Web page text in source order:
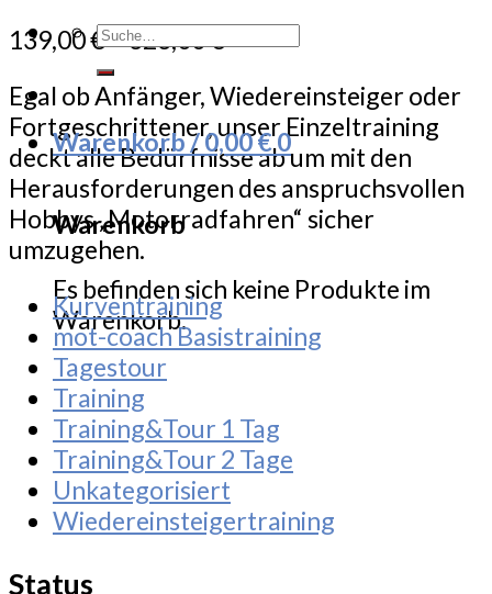
Suche
Warenkorb /0,00€0
Warenkorb
Es befinden sich keine Produkte im
Warenkorb.
139,00€–323,00€
Egal ob Anfänger, Wiedereinsteiger oder
Fortgeschrittener, unser Einzeltraining
deckt alle Bedürfnisse ab um mit den
Herausforderungen des anspruchsvollen
Hobbys „Motorradfahren“ sicher
umzugehen.
Kurventraining
mot-coach Basistraining
Tagestour
Training
Training&Tour 1 Tag
Training&Tour 2 Tage
Unkategorisiert
Wiedereinsteigertraining
Status